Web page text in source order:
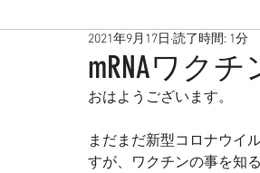
mRNAワクチ
2021年9月17日 読了時間: 1分
おはようございます。
まだまだ新型コロナウイ
すが、ワクチンの事を知